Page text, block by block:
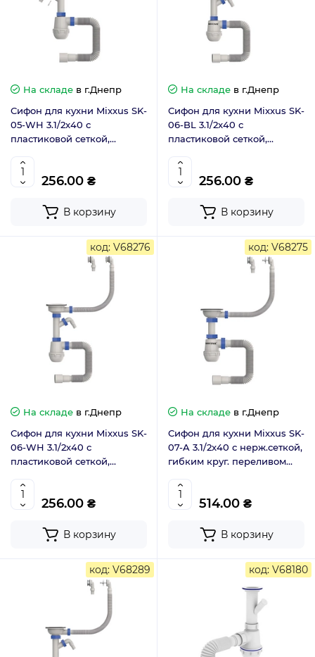
На складе в г.Днепр
Сифон для кухни Mixxus SK-
05-WH 3.1/2x40 с
пластиковой сеткой,
машины, гибким прямоуг.
переливом (MI8193)
256.00 ₴
В корзину
На складе в г.Днепр
Сифон для кухни Mixxus SK-
06-BL 3.1/2x40 с
пластиковой сеткой,
машины, гибким круг.
переливом (MI8196)
256.00 ₴
В корзину
код: V68276
На складе в г.Днепр
Сифон для кухни Mixxus SK-
06-WH 3.1/2x40 с
пластиковой сеткой,
машины, гибким круг.
переливом (MI8197)
256.00 ₴
В корзину
код: V68275
На складе в г.Днепр
Сифон для кухни Mixxus SK-
07-A 3.1/2x40 с нерж.сеткой,
гибким круг. переливом
514.00 ₴
В корзину
код: V68289 код: V68180